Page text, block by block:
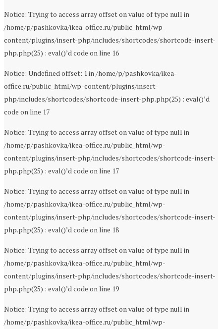
Notice: Trying to access array offset on value of type null in
/home/p/pashkovka/ikea-office.ru/public_html/wp-
content/plugins/insert-php/includes/shortcodes/shortcode-insert-
php.php(25) : eval()’d code on line 16
Notice: Undefined offset: 1 in /home/p/pashkovka/ikea-
office.ru/public_html/wp-content/plugins/insert-
php/includes/shortcodes/shortcode-insert-php.php(25) : eval()’d
code on line 17
Notice: Trying to access array offset on value of type null in
/home/p/pashkovka/ikea-office.ru/public_html/wp-
content/plugins/insert-php/includes/shortcodes/shortcode-insert-
php.php(25) : eval()’d code on line 17
Notice: Trying to access array offset on value of type null in
/home/p/pashkovka/ikea-office.ru/public_html/wp-
content/plugins/insert-php/includes/shortcodes/shortcode-insert-
php.php(25) : eval()’d code on line 18
Notice: Trying to access array offset on value of type null in
/home/p/pashkovka/ikea-office.ru/public_html/wp-
content/plugins/insert-php/includes/shortcodes/shortcode-insert-
php.php(25) : eval()’d code on line 19
Notice: Trying to access array offset on value of type null in
/home/p/pashkovka/ikea-office.ru/public_html/wp-